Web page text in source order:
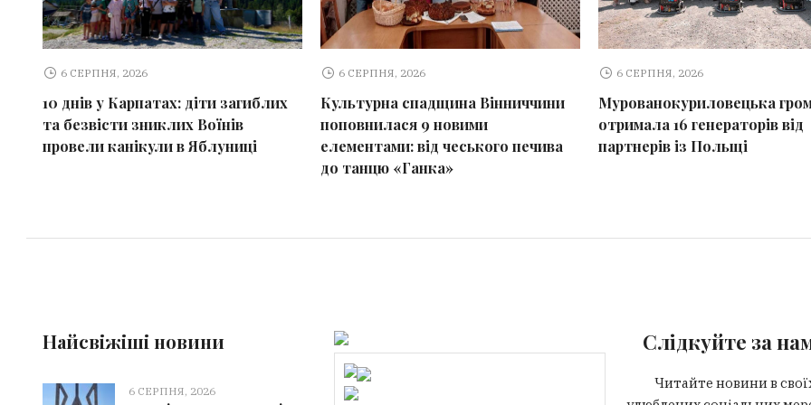
6 СЕРПНЯ, 2026
10 днів у Карпатах: діти загиблих
та безвісти зниклих Воїнів
провели канікули в Яблуниці
6 СЕРПНЯ, 2026
Культурна спадщина Вінниччини
поповнилася 9 новими
елементами: від чеського печива
до танцю «Ганка»
6 СЕРПНЯ, 2026
Мурованокуриловецька
отримала 16 генераторів від
партнерів із Польщі
Найсвіжіші новини
6 СЕРПНЯ, 2026
Слідкуйте за
Читайте новини в